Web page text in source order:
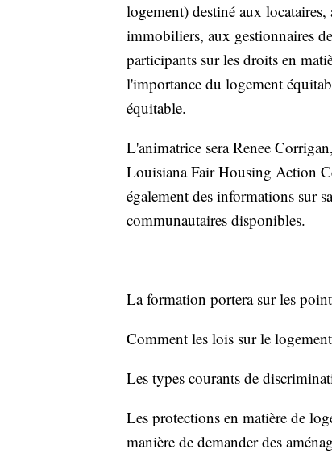
logement) destiné aux
immobiliers, aux gestionnaires
participants sur les droits en
l'importance du logement
équitable.
L'animatrice sera Renee
Louisiana Fair Housing Action
également des informations sur
communautaires disponibles.
La formation portera sur les
Comment les lois sur le
Les types courants de
Les protections en matière de
manière de demander des